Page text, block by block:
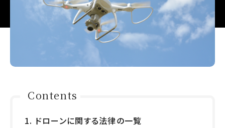
Contents
1. ドローンに関する法律の一覧